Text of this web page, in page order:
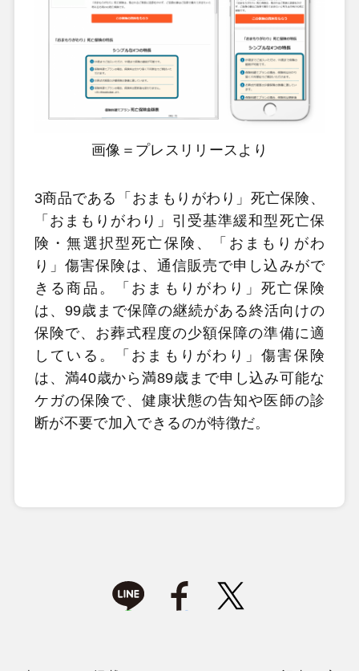
画像＝プレスリリースより
3商品である「おまもりがわり」死亡保険、
「おまもりがわり」引受基準緩和型死亡保
険・無選択型死亡保険、「おまもりがわ
り」傷害保険は、通信販売で申し込みがで
きる商品。「おまもりがわり」死亡保険
は、99歳まで保障の継続がある終活向けの
保険で、お葬式程度の少額保障の準備に適
している。「おまもりがわり」傷害保険
は、満40歳から満89歳まで申し込み可能な
ケガの保険で、健康状態の告知や医師の診
断が不要で加入できるのが特徴だ。